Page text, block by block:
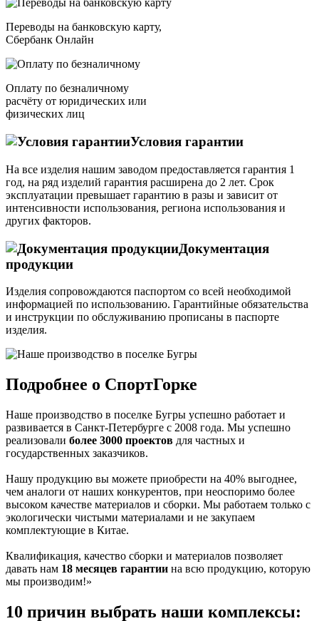
Переводы на банковскую карту,
Сбербанк Онлайн
Оплату по безналичному
расчёту от юридических или
физических лиц
Условия гарантии
На все изделия нашим заводом предоставляется гарантия 1
год, на ряд изделий гарантия расширена до 2 лет. Срок
эксплуатации превышает гарантию в разы и зависит от
интенсивности использования, региона использования и
других факторов.
Документация
продукции
Изделия сопровождаются паспортом со всей необходимой
информацией по использованию. Гарантийные обязательства
и инструкции по обслуживанию прописаны в паспорте
изделия.
Подробнее о СпортГорке
Наше производство в поселке Бугры успешно работает и
развивается в Санкт-Петербурге с 2008 года. Мы успешно
реализовали более 3000 проектов для частных и
государственных заказчиков.
Нашу продукцию вы можете приобрести на 40% выгоднее,
чем аналоги от наших конкурентов, при неоспоримо более
высоком качестве материалов и сборки. Мы работаем только с
экологически чистыми материалами и не закупаем
комплектующие в Китае.
Квалификация, качество сборки и материалов позволяет
давать нам 18 месяцев гарантии на всю продукцию, которую
мы производим!»
10 причин выбрать наши комплексы: